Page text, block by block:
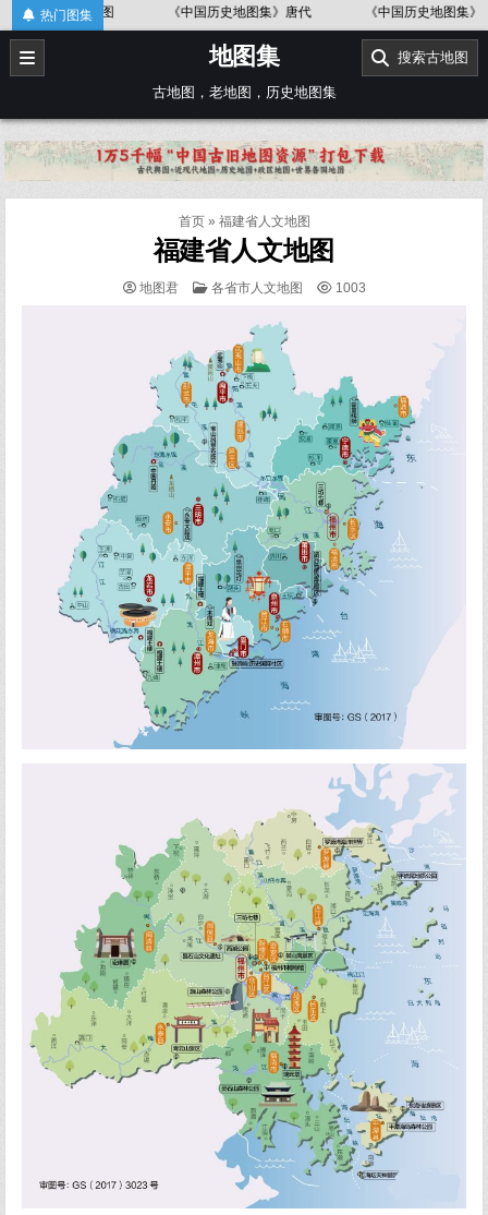
Skip
to
content
热门图集
《中国历史地图集》唐代 《中国历史地图集》金、南宋
地图集
古地图，老地图，历史地图集
搜索古地图
首页» 福建省人文地图
福建省人文地图
地图君
POSTED
各省市人文地图 1003